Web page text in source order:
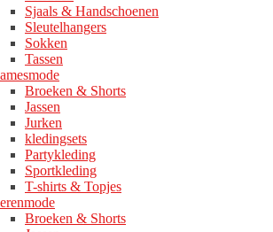
Sjaals & Handschoenen
Sleutelhangers
Sokken
Tassen
Broeken & Shorts
Jassen
Jurken
kledingsets
Partykleding
Sportkleding
T-shirts & Topjes
Broeken & Shorts